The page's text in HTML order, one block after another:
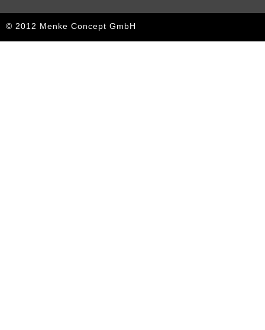
© 2012 Menke Concept GmbH